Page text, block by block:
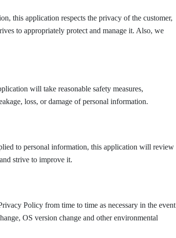
this application respects the privacy of the customer,
to appropriately protect and manage it. Also, we
will take reasonable safety measures,
loss, or damage of personal information.
to personal information, this application will review
strive to improve it.
Policy from time to time as necessary in the event
OS version change and other environmental